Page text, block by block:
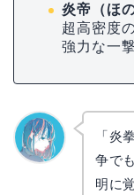
炎帝（ほ
超高密度
強力な一
「炎
争で
明に